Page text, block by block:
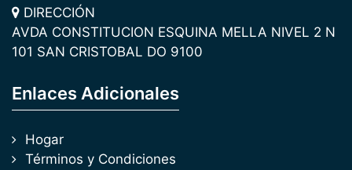
DIRECCIÓN
AVDA CONSTITUCION ESQUINA MELLA NIVEL 2 N
101 SAN CRISTOBAL DO 9100
Enlaces Adicionales
Hogar
Términos y Condiciones